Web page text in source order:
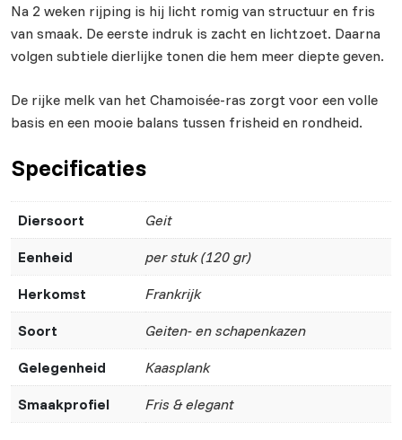
Na 2 weken rijping is hij licht romig van structuur en fris
van smaak. De eerste indruk is zacht en lichtzoet. Daarna
volgen subtiele dierlijke tonen die hem meer diepte geven.
De rijke melk van het Chamoisée-ras zorgt voor een volle
basis en een mooie balans tussen frisheid en rondheid.
Specificaties
Diersoort Geit
Eenheid per stuk (120 gr)
Herkomst Frankrijk
Soort Geiten- en schapenkazen
Gelegenheid Kaasplank
Smaakprofiel Fris & elegant